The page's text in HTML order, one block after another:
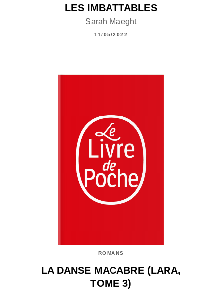
LES IMBATTABLES
Sarah Maeght
11/05/2022
ROMANS
LA DANSE MACABRE (LARA,
TOME 3)